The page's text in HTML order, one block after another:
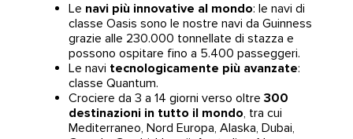
Le navi più innovative al mondo: le navi di
classe Oasis sono le nostre navi da Guinness
grazie alle 230.000 tonnellate di stazza e
possono ospitare fino a 5.400 passeggeri.
Le navi tecnologicamente più avanzate:
classe Quantum.
Crociere da 3 a 14 giorni verso oltre300
destinazioni in tutto il mondo, tra cui
Mediterraneo, Nord Europa, Alaska, Dubai,